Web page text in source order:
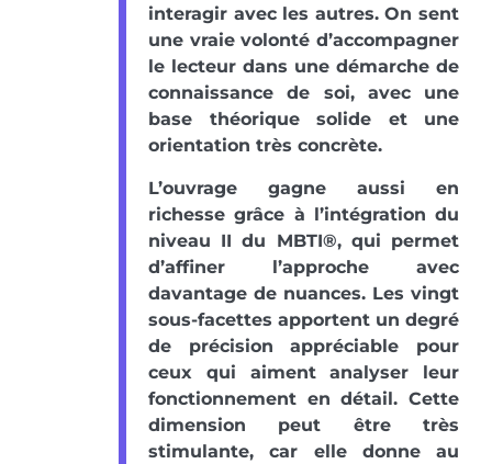
interagir avec les autres. On sent
une vraie volonté d’accompagner
le lecteur dans une démarche de
connaissance de soi, avec une
base théorique solide et une
orientation très concrète.
L’ouvrage gagne aussi en
richesse grâce à l’intégration du
niveau II du MBTI®, qui permet
d’affiner l’approche avec
davantage de nuances. Les vingt
sous-facettes apportent un degré
de précision appréciable pour
ceux qui aiment analyser leur
fonctionnement en détail. Cette
dimension peut être très
stimulante, car elle donne au